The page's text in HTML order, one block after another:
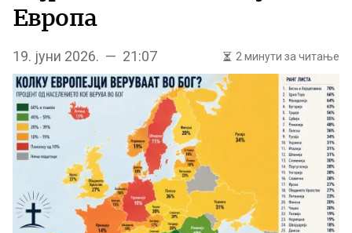
Европа
19. јуни 2026. — 21:07 2 минути за читање